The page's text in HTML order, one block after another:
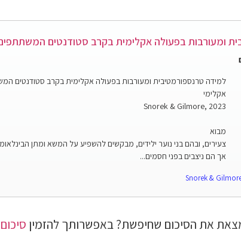
ומעורבות בפעולה אקלימית בקרב סטודנטים
למידה טרנספורמטיבית ומעורבות בפעולה אקלימית בקרב סטודנטים
אקלימי
Snorek & Gilmore, 2023
מבוא
צעירים, ובהם בני נוער ילידים, מבקשים להשפיע על המשא ומתן
אך הם ניצבים בפני חסמים...
את הסיכום שחיפשת? באפשרותך להזמין